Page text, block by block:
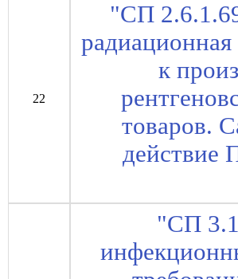
22
"СП
радиационная
к
товаров.
действие
"СП